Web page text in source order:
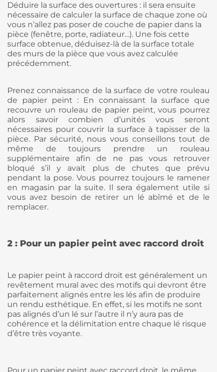
Déduire la surface des ouvertures : il sera ensuite
nécessaire de calculer la surface de chaque zone où
vous n’allez pas poser de couche de papier dans la
pièce (fenêtre, porte, radiateur…). Une fois cette
surface obtenue, déduisez-là de la surface totale
des murs de la pièce que vous avez calculée
précédemment.
Prenez connaissance de la surface de votre rouleau
de papier peint : En connaissant la surface que
recouvre un rouleau de papier peint, vous pourrez
alors savoir combien d’unités vous seront
nécessaires pour couvrir la surface à tapisser de la
pièce. Par sécurité, nous vous conseillons tout de
même de toujours prendre un rouleau
supplémentaire afin de ne pas vous retrouver
bloqué s’il y avait plus de chutes que prévu
pendant la pose. Vous pourrez toujours le ramener
en magasin par la suite. Il sera également utile si
vous avez besoin de retirer un lé abîmé et de le
remplacer.
2 : Pour un papier peint avec raccord droit
Le papier peint à raccord droit est généralement un
revêtement mural avec des motifs qui devront être
parfaitement alignés entre les lés afin de produire
un rendu esthétique. En effet, si les motifs ne sont
pas alignés d’un lé sur l’autre il n’y aura pas de
cohérence et la délimitation entre chaque lé risque
d’être très voyante.